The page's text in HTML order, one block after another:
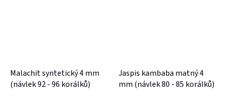
Malachit syntetický 4 mm
(návlek 92 - 96 korálků)
Jaspis kambaba matný 4
mm (návlek 80 - 85 korálků)